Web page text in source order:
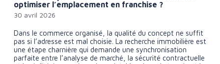
optimiser l’emplacement en franchise ?
30 avril 2026
Dans le commerce organisé, la qualité du concept ne suffit
pas si l’adresse est mal choisie. La recherche immobilière est
une étape charnière qui demande une synchronisation
parfaite entre l’analyse de marché, la sécurité contractuelle